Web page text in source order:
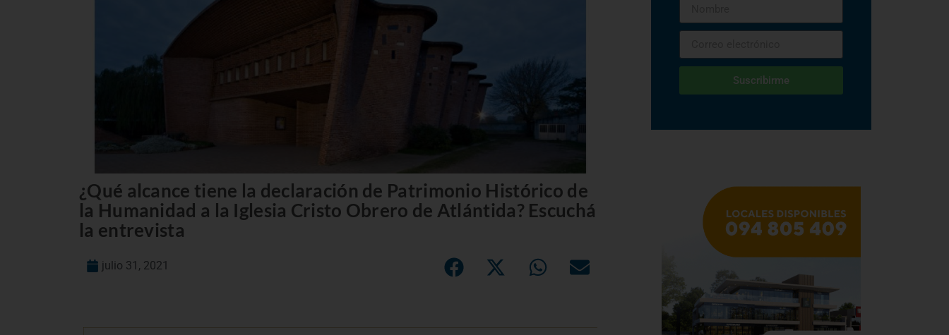
¿Qué alcance tiene la declaración de Patrimonio Histórico de
la Humanidad a la Iglesia Cristo Obrero de Atlántida? Escuchá
la entrevista
julio 31, 2021
Suscribirme